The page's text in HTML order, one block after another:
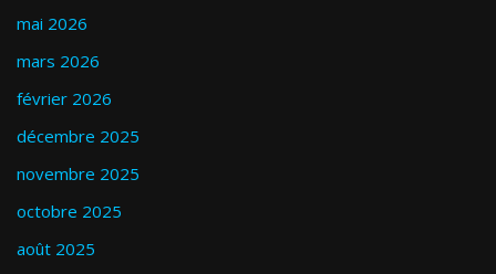
mai 2026
mars 2026
février 2026
décembre 2025
novembre 2025
octobre 2025
août 2025